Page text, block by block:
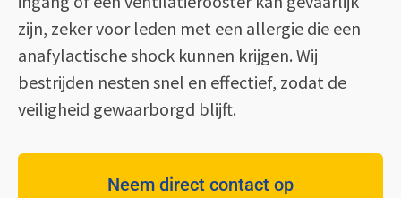
zijn, zeker voor leden met een allergie die een
anafylactische shock kunnen krijgen. Wij
bestrijden nesten snel en effectief, zodat de
veiligheid gewaarborgd blijft.
Neem direct contact op